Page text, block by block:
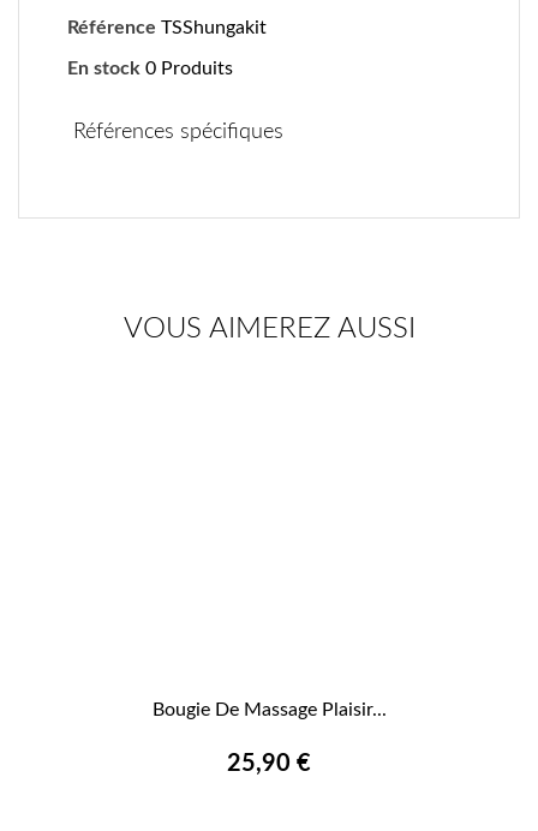
Référence TSShungakit
En stock 0 Produits
Références spécifiques
VOUS AIMEREZ AUSSI
Bougie De Massage Plaisir...
25,90 €